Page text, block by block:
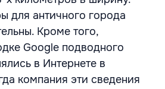
для античного города
Кроме того,
Google подводного
в Интернете в
компания эти сведения